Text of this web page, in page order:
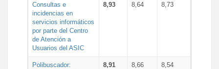
Consultas e
incidencias en
servicios informáticos
por parte del Centro
de Atención a
Usuarios del ASIC
8,93 8,64 8,73
Polibuscador:
8,91 8,66 8,54